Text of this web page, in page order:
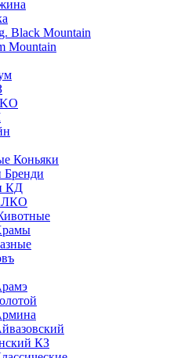
Black Mountain
Mountain
Коньяки
Бренди
КД
КЗ